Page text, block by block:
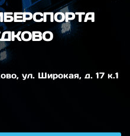
ул. Широкая, д. 17 к.1